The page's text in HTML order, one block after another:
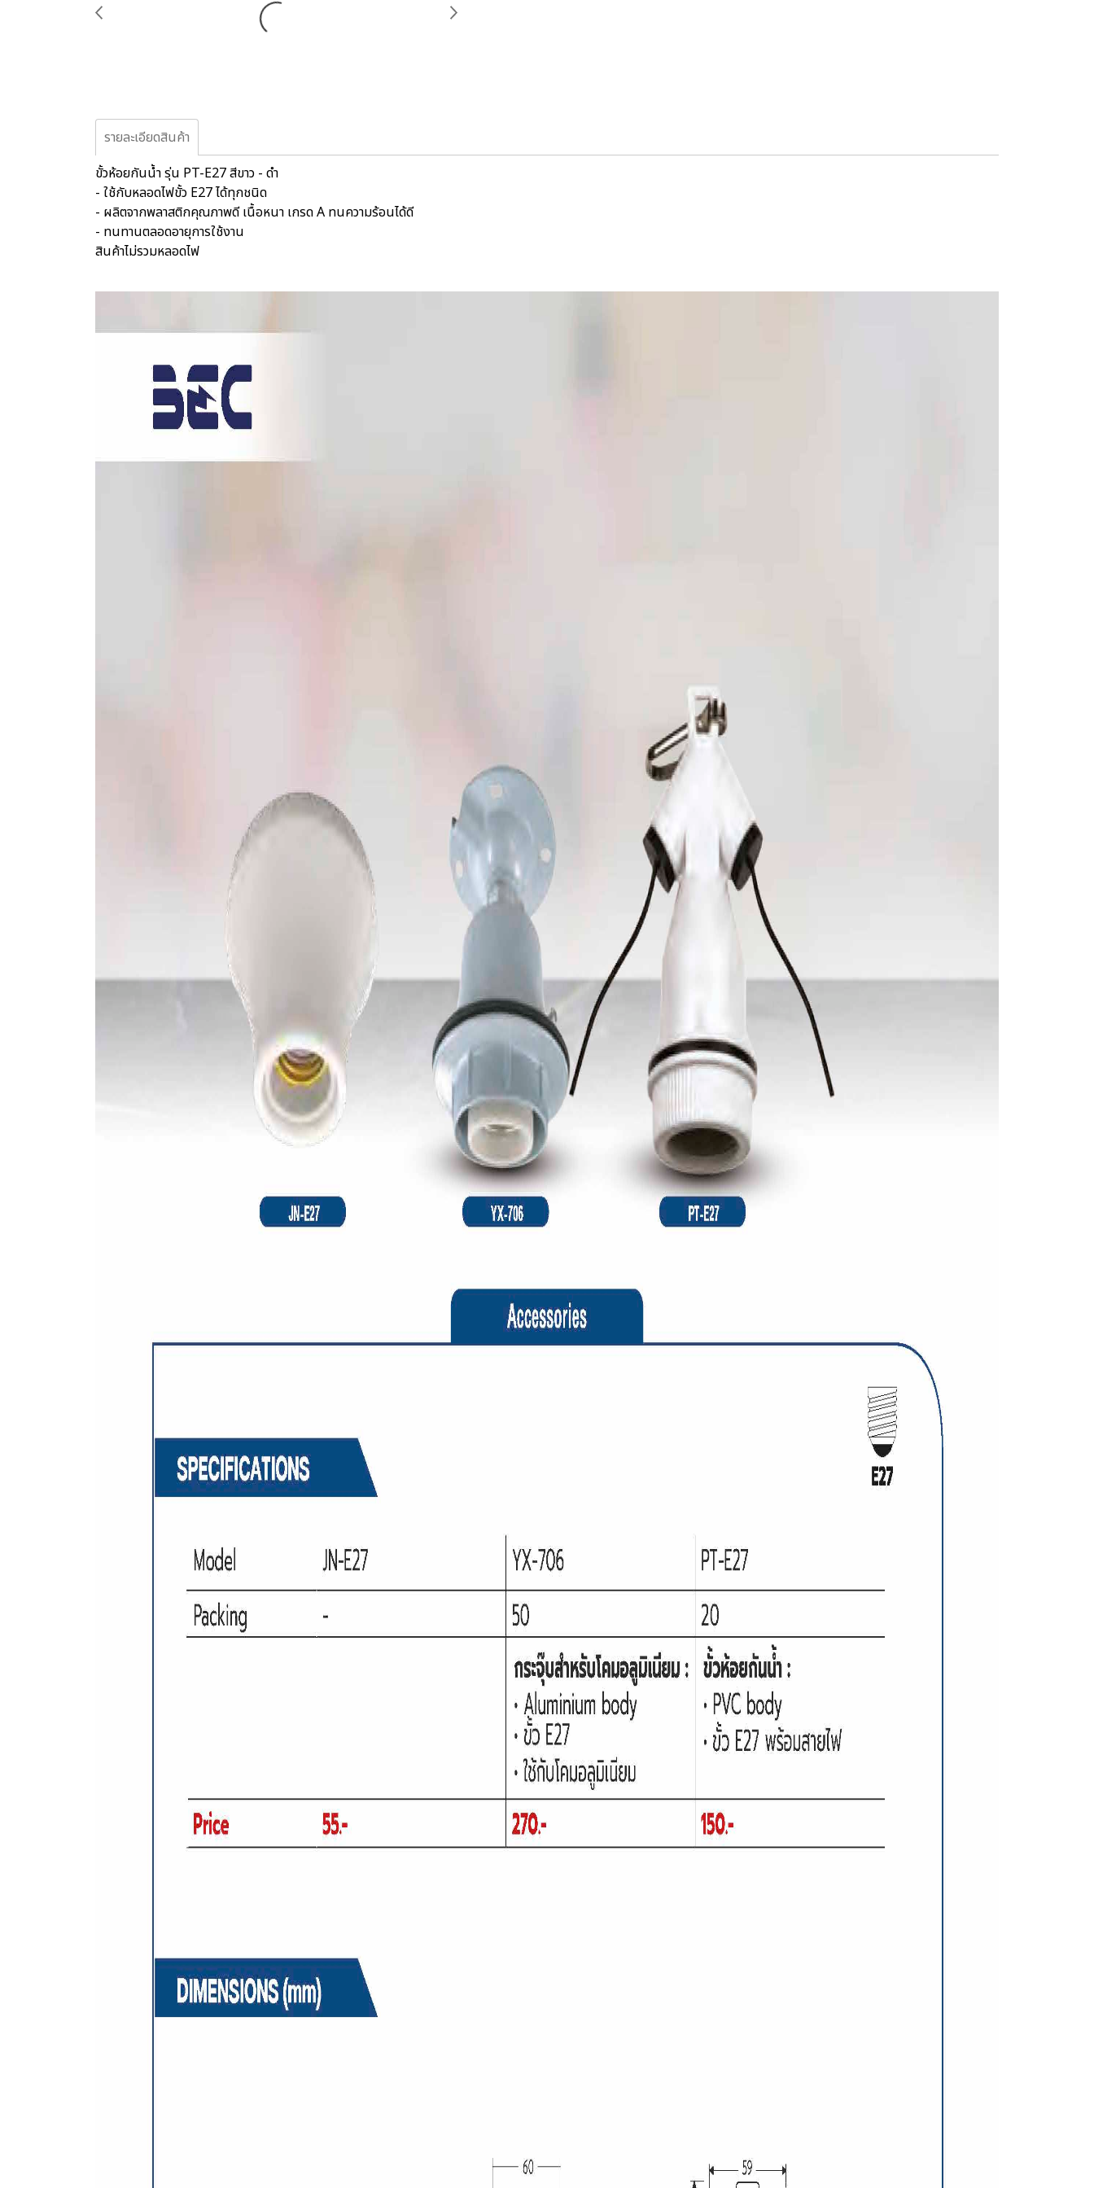
รายละเอียดสินค้า
ขั้วห้อยกันน้ำ รุ่น PT-E27 สีขาว - ดำ
- ใช้กับหลอดไฟขั้ว E27 ได้ทุกชนิด
- ผลิตจากพลาสติกคุณภาพดี เนื้อหนา เกรด A ทนความร้อนได้ดี
- ทนทานตลอดอายุการใช้งาน
สินค้าไม่รวมหลอดไฟ